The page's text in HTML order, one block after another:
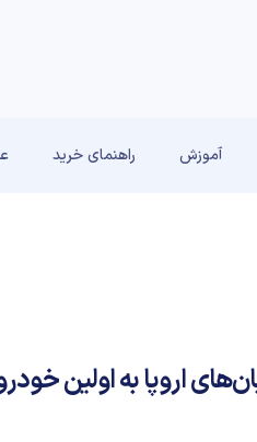
آموزش راهنمای خرید
اروپا به اولین